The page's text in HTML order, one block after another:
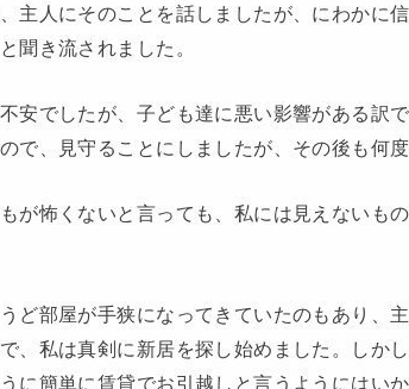
主人にそのことを話しましたが、にわかに
聞き流されました。
安でしたが、子ども達に悪い影響がある訳
で、見守ることにしましたが、その後も何
が怖くないと言っても、私には見えないも
ど部屋が手狭になってきていたのもあり、
、私は真剣に新居を探し始めました。しか
に簡単に賃貸でお引越しと言うようにはい